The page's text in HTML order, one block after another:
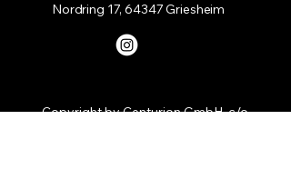
Nordring 17, 64347 Griesheim
Copyright by Centurion GmbH, c/o